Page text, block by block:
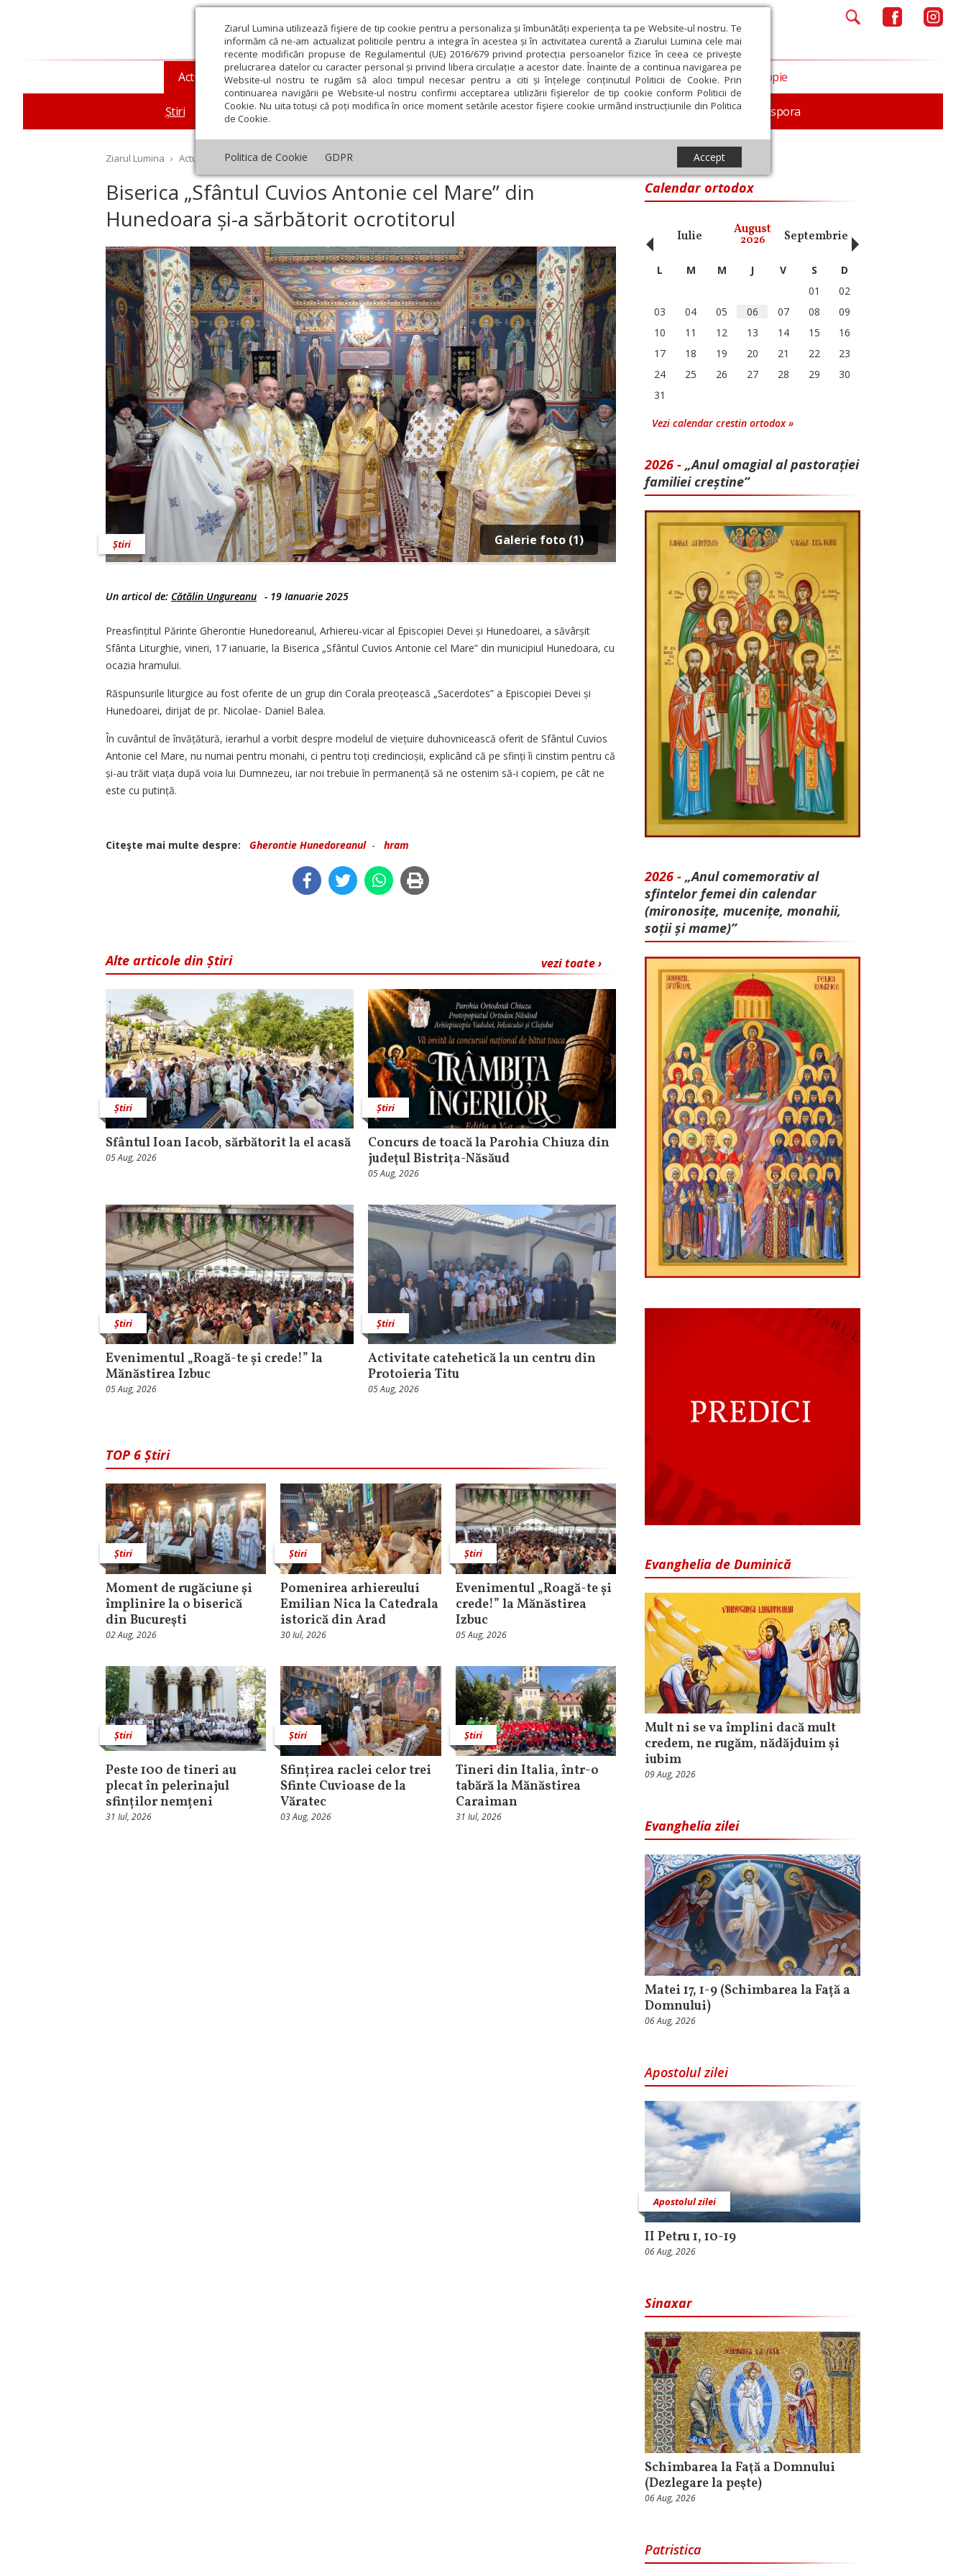
Ziarul Lumina utilizează fişiere de tip cookie pentru a personaliza și îmbunătăți experiența ta pe Website-ul nostru. Te
informăm că ne-am actualizat politicile pentru a integra în acestea și în activitatea curentă a Ziarului Lumina cele mai
recente modificări propuse de Regulamentul (UE) 2016/679 privind protecția persoanelor fizice în ceea ce privește
prelucrarea datelor cu caracter personal și privind libera circulație a acestor date. Înainte de a continua navigarea pe
Website-ul nostru te rugăm să aloci timpul necesar pentru a citi și înțelege conținutul Politicii de Cookie. Prin
continuarea navigării pe Website-ul nostru confirmi acceptarea utilizării fişierelor de tip cookie conform Politicii de
Cookie. Nu uita totuși că poți modifica în orice moment setările acestor fişiere cookie urmând instrucțiunile din Politica
de Cookie.
Politica de Cookie GDPR Accept
Actualitate religioasă
Știri Mesaje și cuvântări An omagial Comunicate de presă Documentar In memoriam Diaspora
Teologie și spiritualitate Educaţie și Cultură Societate Opinii Filantropie
Ziarul Lumina › Actualitate religioasă › Știri › Biserica „Sfântul Cuvios Antonie cel Mare” din Hunedoara și-a sărbătorit ocrotitorul
Biserica „Sfântul Cuvios Antonie cel Mare” din
Hunedoara și-a sărbătorit ocrotitorul
Galerie foto (1)
Știri
Un articol de: Cătălin Ungureanu - 19 Ianuarie 2025
Preasfințitul Părinte Gherontie Hunedoreanul, Arhiereu-vicar al Episcopiei Devei și Hunedoarei, a săvârșit
Sfânta Liturghie, vineri, 17 ianuarie, la Biserica „Sfântul Cuvios Antonie cel Mare” din municipiul Hunedoara, cu
ocazia hramului.
Răspunsurile liturgice au fost oferite de un grup din Corala preoțească „Sacerdotes” a Episcopiei Devei și
Hunedoarei, dirijat de pr. Nicolae- Daniel Balea.
În cuvântul de învățătură, ierarhul a vorbit despre modelul de viețuire duhovnicească oferit de Sfântul Cuvios
Antonie cel Mare, nu numai pentru monahi, ci pentru toți credincioșii, explicând că pe sfinți îi cinstim pentru că
și-au trăit viața după voia lui Dumnezeu, iar noi trebuie în permanență să ne ostenim să-i copiem, pe cât ne
este cu putință.
Citeşte mai multe despre: Gherontie Hunedoreanul- hram
vezi toate ›
Alte articole din Știri
Știri
Sfântul Ioan Iacob, sărbătorit la el acasă
05 Aug, 2026
Știri
​Concurs de toacă la Parohia Chiuza din
judeţul Bistriţa-Năsăud
05 Aug, 2026
Știri
Evenimentul „Roagă-te și crede!” la
Mănăstirea Izbuc
05 Aug, 2026
Știri
Activitate catehetică la un centru din
Protoieria Titu
05 Aug, 2026
TOP 6 Știri
Știri
Moment de rugăciune şi
împlinire la o biserică
din Bucureşti
02 Aug, 2026
Știri
Pomenirea arhiereului
Emilian Nica la Catedrala
istorică din Arad
30 Iul, 2026
Știri
Evenimentul „Roagă-te și
crede!” la Mănăstirea
Izbuc
05 Aug, 2026
Știri
Peste 100 de tineri au
plecat în pelerinajul
sfinților nemțeni
31 Iul, 2026
Știri
Sfințirea raclei celor trei
Sfinte Cuvioase de la
Văratec
03 Aug, 2026
Știri
Tineri din Italia, într-o
tabără la Mănăstirea
Caraiman
31 Iul, 2026
Calendar ortodox
Decembrie Iulie August
2026 Septembrie Octombrie
‹ L M M J V S
D
01
02
03
04 05 06 07 08
09
10
11 12 13 14 15
16
17
18 19 20 21 22
23
24
25 26 27 28 29
30
31
Vezi calendar crestin ortodox »
2026 - „Anul omagial al pastorației
familiei creștine”
2026 - „Anul comemorativ al
sfintelor femei din calendar
(mironosițe, mu­cenițe, monahii,
soții și mame)”
Evanghelia de Duminică
Mult ni se va împlini dacă mult
credem, ne rugăm, nădăjduim și
iubim
09 Aug, 2026
Evanghelia zilei
Matei 17, 1-9 (Schimbarea la Față a
Domnului)
06 Aug, 2026
Apostolul zilei
Apostolul zilei
II Petru 1, 10-19
06 Aug, 2026
Sinaxar
Schimbarea la Faţă a Domnului
(Dezlegare la peşte)
06 Aug, 2026
Patristica